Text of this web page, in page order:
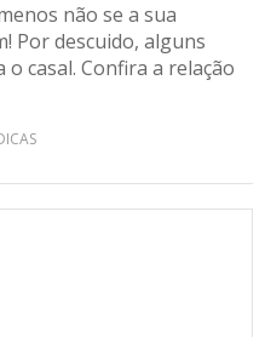
não se a sua
Por descuido, alguns
casal. Confira a relação